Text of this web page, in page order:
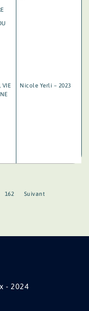
, VIE
Nicole Yerli – 2023
162 Suivant
- 2024